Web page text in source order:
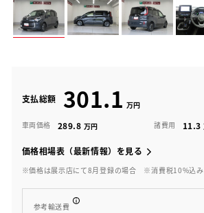
支払総額 301.1
車両価格 289.8 諸費用 11.3
価格相場表（最新情報）を見る
※価格は展示店にて8月登録の場合 ※消費税10%込み
参考輸送費